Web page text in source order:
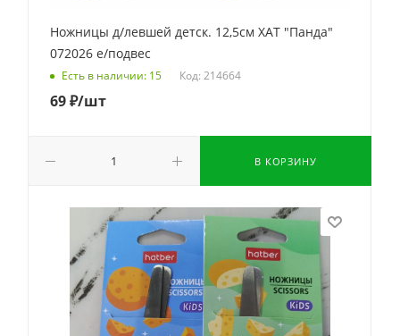
Ножницы д/левшей детск. 12,5см ХАТ "Панда"
072026 е/подвес
Есть в наличии: 15 Код: 214664
69₽/шт
В КОРЗИНУ